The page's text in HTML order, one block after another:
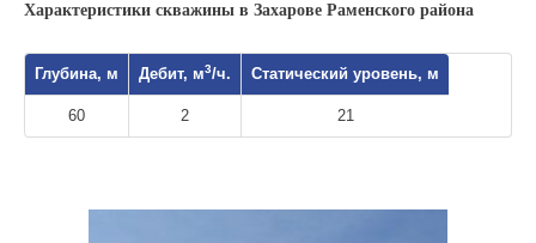
Характеристики скважины в Захарове Раменского района
Глубина, м Дебит, м3/ч. Статический уровень, м
60 2 21